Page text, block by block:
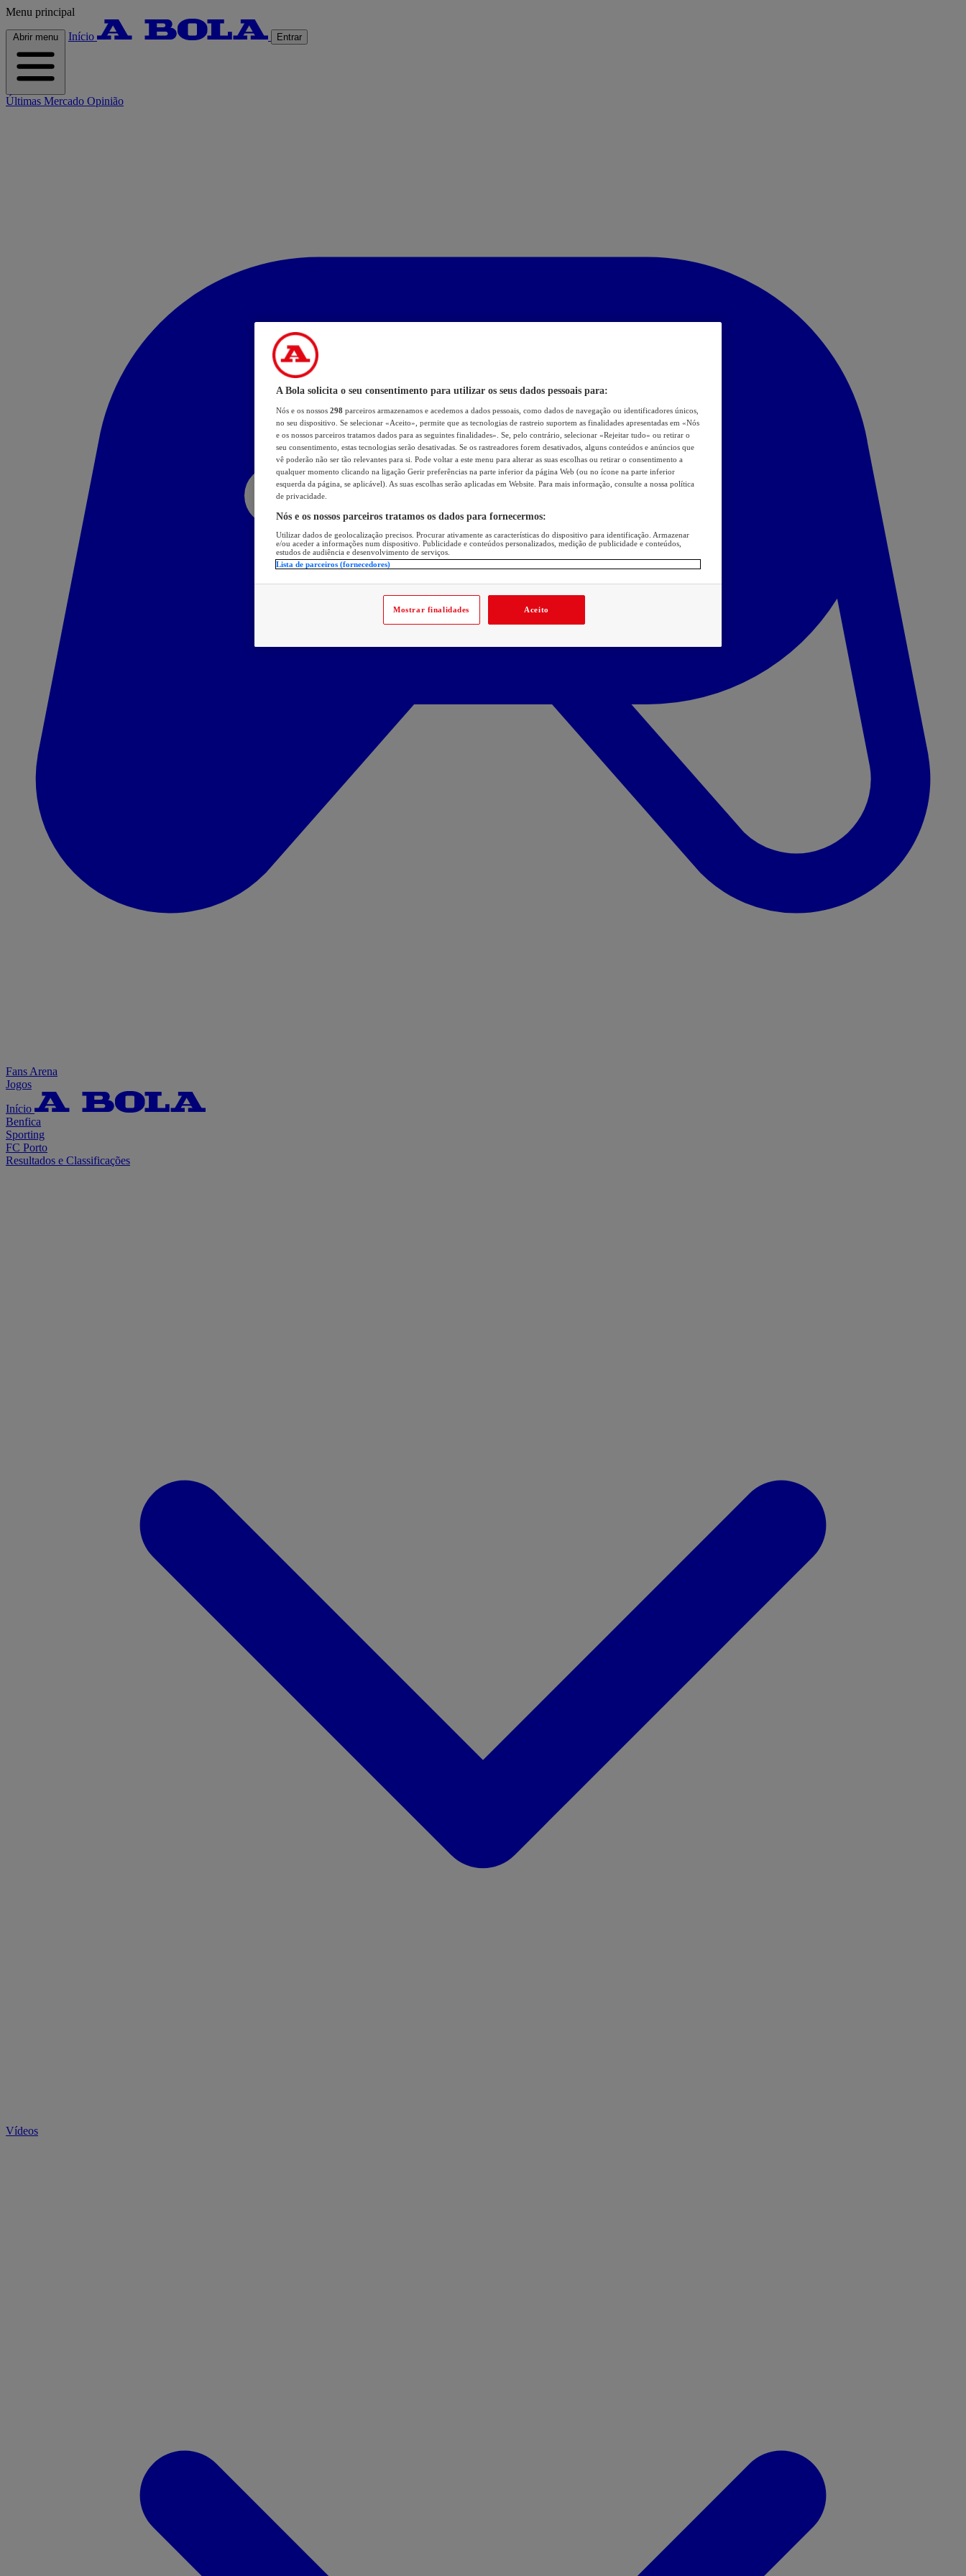
Menu principal
Abrir menu Início Entrar
Últimas Mercado Opinião
Fans Arena
Jogos
Início
Benfica
Sporting
FC Porto
Resultados e Classificações
Vídeos
A Bola solicita o seu consentimento para utilizar os seus dados pessoais para:
Nós e os nossos 298 parceiros armazenamos e acedemos a dados pessoais, como dados de navegação ou identificadores únicos,
no seu dispositivo. Se selecionar «Aceito», permite que as tecnologias de rastreio suportem as finalidades apresentadas em «Nós
e os nossos parceiros tratamos dados para as seguintes finalidades». Se, pelo contrário, selecionar «Rejeitar tudo» ou retirar o
seu consentimento, estas tecnologias serão desativadas. Se os rastreadores forem desativados, alguns conteúdos e anúncios que
vê poderão não ser tão relevantes para si. Pode voltar a este menu para alterar as suas escolhas ou retirar o consentimento a
qualquer momento clicando na ligação Gerir preferências na parte inferior da página Web (ou no ícone na parte inferior
esquerda da página, se aplicável). As suas escolhas serão aplicadas em Website. Para mais informação, consulte a nossa política
de privacidade.
Nós e os nossos parceiros tratamos os dados para fornecermos:
Utilizar dados de geolocalização precisos. Procurar ativamente as características do dispositivo para identificação. Armazenar
e/ou aceder a informações num dispositivo. Publicidade e conteúdos personalizados, medição de publicidade e conteúdos,
estudos de audiência e desenvolvimento de serviços.
Lista de parceiros (fornecedores)
Mostrar finalidades Aceito